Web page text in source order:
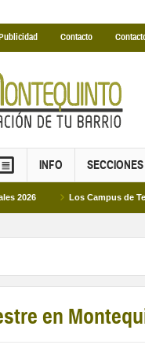
Contacto
INFO SECCIONES
Los Campus de
en